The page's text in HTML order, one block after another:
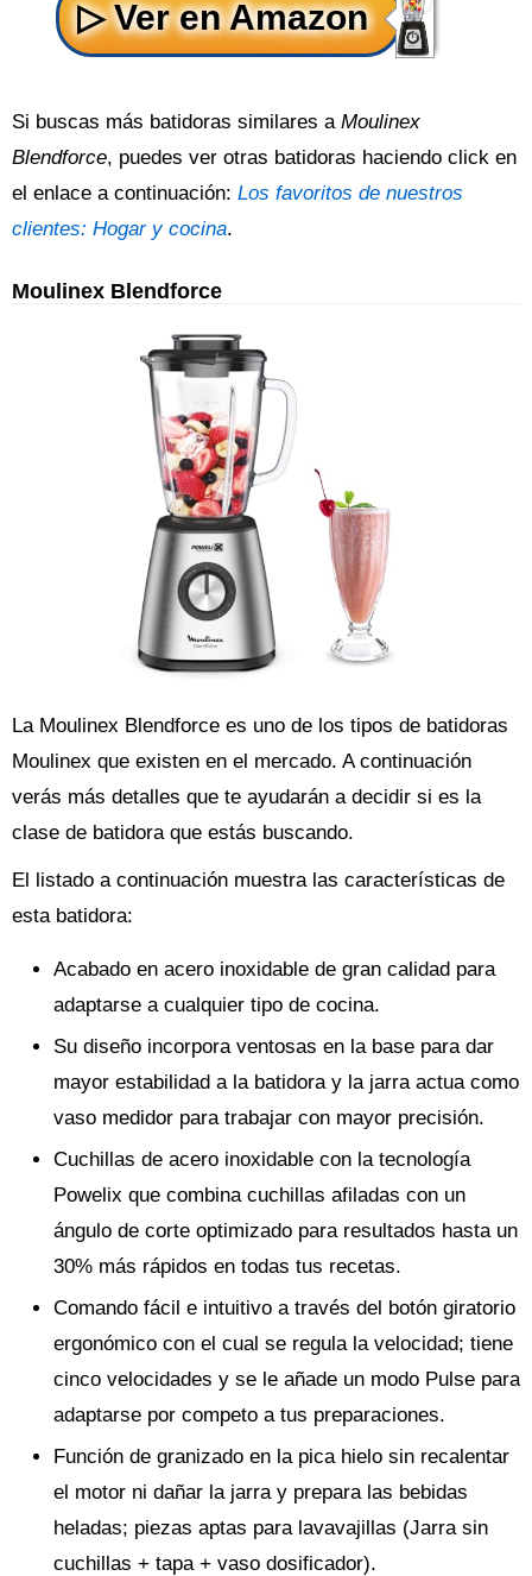
Si buscas más batidoras similares a Moulinex
Blendforce, puedes ver otras batidoras haciendo click en
el enlace a continuación: Los favoritos de nuestros
clientes: Hogar y cocina.
Moulinex Blendforce
La Moulinex Blendforce es uno de los tipos de batidoras
Moulinex que existen en el mercado. A continuación
verás más detalles que te ayudarán a decidir si es la
clase de batidora que estás buscando.
El listado a continuación muestra las características de
esta batidora:
Acabado en acero inoxidable de gran calidad para
adaptarse a cualquier tipo de cocina.
Su diseño incorpora ventosas en la base para dar
mayor estabilidad a la batidora y la jarra actua como
vaso medidor para trabajar con mayor precisión.
Cuchillas de acero inoxidable con la tecnología
Powelix que combina cuchillas afiladas con un
ángulo de corte optimizado para resultados hasta un
30% más rápidos en todas tus recetas.
Comando fácil e intuitivo a través del botón giratorio
ergonómico con el cual se regula la velocidad; tiene
cinco velocidades y se le añade un modo Pulse para
adaptarse por competo a tus preparaciones.
Función de granizado en la pica hielo sin recalentar
el motor ni dañar la jarra y prepara las bebidas
heladas; piezas aptas para lavavajillas (Jarra sin
cuchillas + tapa + vaso dosificador).